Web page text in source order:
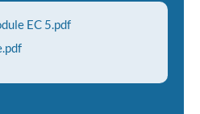
EC 5.pdf